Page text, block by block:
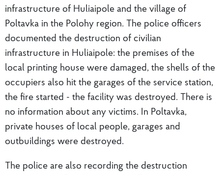
infrastructure of Huliaipole and the village of
Poltavka in the Polohy region. The police officers
documented the destruction of civilian
infrastructure in Huliaipole: the premises of the
local printing house were damaged, the shells of the
occupiers also hit the garages of the service station,
the fire started - the facility was destroyed. There is
no information about any victims. In Poltavka,
private houses of local people, garages and
outbuildings were destroyed.
The police are also recording the destruction